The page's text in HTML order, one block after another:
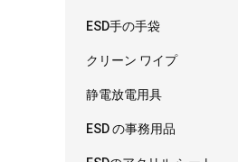
ESD手の手袋
クリーン ワイプ
静電放電用具
ESD の事務用品